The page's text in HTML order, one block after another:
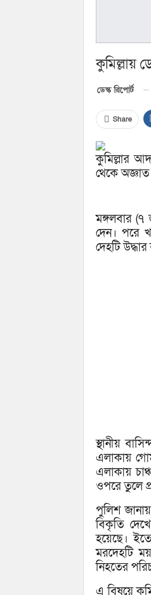
কুমিল্লায়
ডেস্ক রিপোর্ট
Share
কুমিল্লার
থেকে
মঙ্গলবার
দেন। পরে
দেহটি
স্থানীয়
এলাকায়
এলাকায়
ওপরে তুলে
পুলিশ
বিকৃতি
হয়েছে।
মরদেহটি
নিহতের
এ বিষয়ে